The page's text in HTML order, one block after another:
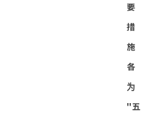
要
措
施
各
为
"五